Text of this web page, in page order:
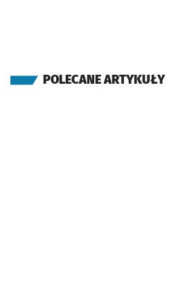
POLECANE ARTYKUŁY